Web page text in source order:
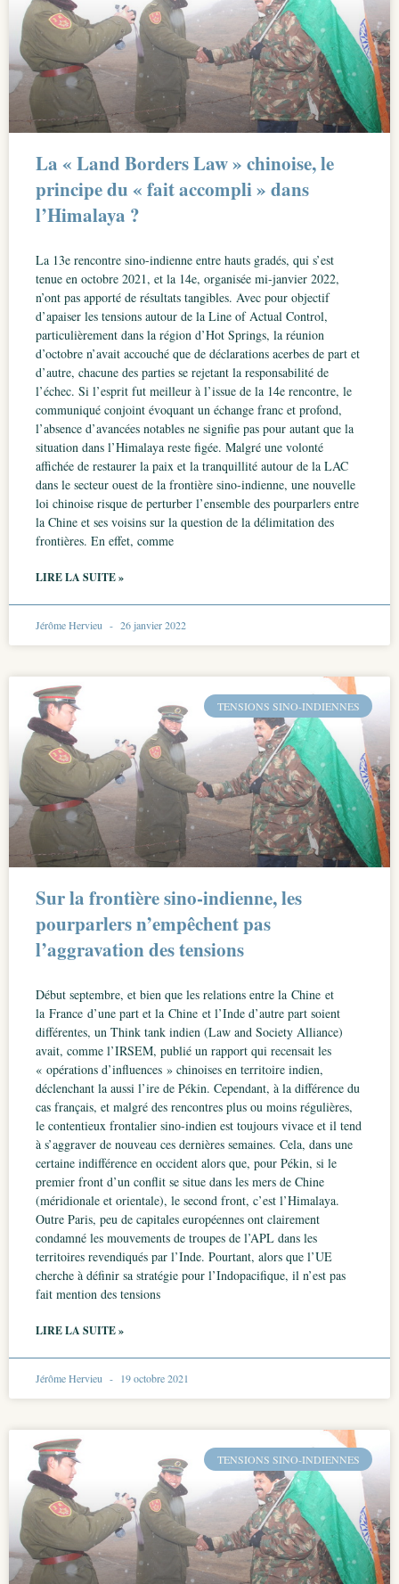
La « Land Borders Law » chinoise, le
principe du « fait accompli » dans
l’Himalaya ?
La 13e rencontre sino-indienne entre hauts gradés, qui s’est
tenue en octobre 2021, et la 14e, organisée mi-janvier 2022,
n’ont pas apporté de résultats tangibles. Avec pour objectif
d’apaiser les tensions autour de la Line of Actual Control,
particulièrement dans la région d’Hot Springs, la réunion
d’octobre n’avait accouché que de déclarations acerbes de part et
d’autre, chacune des parties se rejetant la responsabilité de
l’échec. Si l’esprit fut meilleur à l’issue de la 14e rencontre, le
communiqué conjoint évoquant un échange franc et profond,
l’absence d’avancées notables ne signifie pas pour autant que la
situation dans l’Himalaya reste figée. Malgré une volonté
affichée de restaurer la paix et la tranquillité autour de la LAC
dans le secteur ouest de la frontière sino-indienne, une nouvelle
loi chinoise risque de perturber l’ensemble des pourparlers entre
la Chine et ses voisins sur la question de la délimitation des
frontières. En effet, comme
LIRE LA SUITE »
Jérôme Hervieu 26 janvier 2022
TENSIONS SINO-INDIENNES
Sur la frontière sino-indienne, les
pourparlers n’empêchent pas
l’aggravation des tensions
Début septembre, et bien que les relations entre la Chine et
la France d’une part et la Chine et l’Inde d’autre part soient
différentes, un Think tank indien (Law and Society Alliance)
avait, comme l’IRSEM, publié un rapport qui recensait les
« opérations d’influences » chinoises en territoire indien,
déclenchant la aussi l’ire de Pékin. Cependant, à la différence du
cas français, et malgré des rencontres plus ou moins régulières,
le contentieux frontalier sino-indien est toujours vivace et il tend
à s’aggraver de nouveau ces dernières semaines. Cela, dans une
certaine indifférence en occident alors que, pour Pékin, si le
premier front d’un conflit se situe dans les mers de Chine
(méridionale et orientale), le second front, c’est l’Himalaya.
Outre Paris, peu de capitales européennes ont clairement
condamné les mouvements de troupes de l’APL dans les
territoires revendiqués par l’Inde. Pourtant, alors que l’UE
cherche à définir sa stratégie pour l’Indopacifique, il n’est pas
fait mention des tensions
LIRE LA SUITE »
Jérôme Hervieu 19 octobre 2021
TENSIONS SINO-INDIENNES